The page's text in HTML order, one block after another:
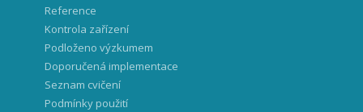
Reference
Kontrola zařízení
Podloženo výzkumem
Doporučená implementace
Seznam cvičení
Podmínky použití